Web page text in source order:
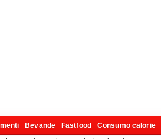
Bevande Fastfood Consumo calorie